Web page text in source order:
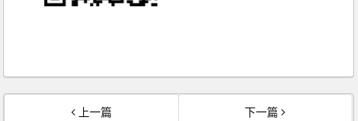
上一篇 下一篇